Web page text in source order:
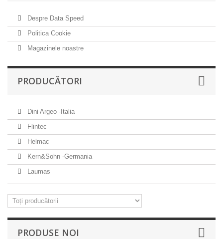
Despre Data Speed
Politica Cookie
Magazinele noastre
PRODUCĂTORI
Dini Argeo -Italia
Flintec
Helmac
Kern&Sohn -Germania
Laumas
PRODUSE NOI